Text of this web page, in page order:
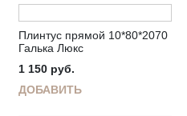
Плинтус прямой 10*80*2070
Галька Люкс
1 150 руб.
ДОБАВИТЬ